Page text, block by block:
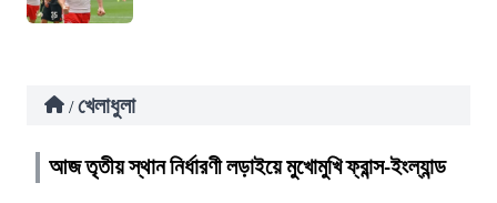
/ খেলাধুলা
আজ তৃতীয় স্থান নির্ধারণী লড়াইয়ে মুখোমুখি ফ্রান্স-ইংল্যান্ড